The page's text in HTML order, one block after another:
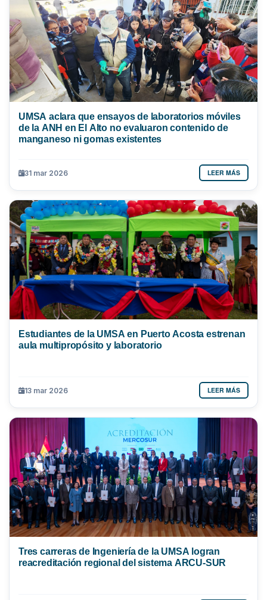
UMSA aclara que ensayos de laboratorios móviles
de la ANH en El Alto no evaluaron contenido de
manganeso ni gomas existentes
31 mar 2026 LEER MÁS
Estudiantes de la UMSA en Puerto Acosta estrenan
aula multipropósito y laboratorio
13 mar 2026 LEER MÁS
Tres carreras de Ingeniería de la UMSA logran
reacreditación regional del sistema ARCU-SUR